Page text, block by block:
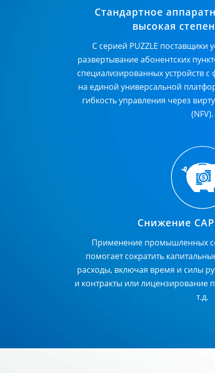
Стандартное
высокая
С серией PUZZLE поставщики
развертывание абонентских
специализированных устройств
на единой универсальной
гибкость управления через
(NFV).
Снижение
Применение промышленных
помогает сократить
расходы, включая время и силы
и контракты или лицензирование
т.д.